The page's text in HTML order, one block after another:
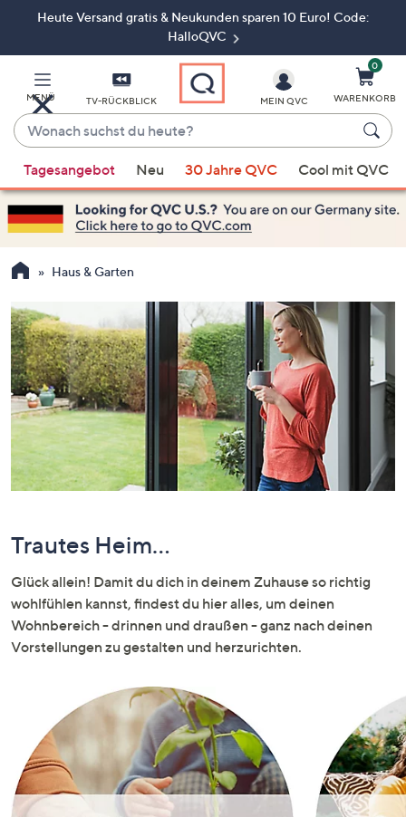
ZumHeute Versand gratis & Neukunden sparen 10 Euro! Code:
HalloQVC
MENÜ TV-RÜCKBLICK
Wonach
suchst
du
heute?
Vorschläge
verfügbar
sind,
verwenden
Sie
Pfeiltasten
nach
oben
und
nach
unten
oder
wischen
Sie
Geräten
anzuzeigen.
MEIN QVC
0
WARENKORB
Tagesangebot Neu 30 Jahre QVC Cool mit QVC
Haus & Garten
Trautes Heim...
Glück allein! Damit du dich in deinem Zuhause so richtig
wohlfühlen kannst, findest du hier alles, um deinen
Wohnbereich - drinnen und draußen - ganz nach deinen
Vorstellungen zu gestalten und herzurichten.